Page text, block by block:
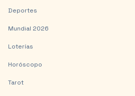
Deportes
Mundial 2026
Loterías
Horóscopo
Tarot